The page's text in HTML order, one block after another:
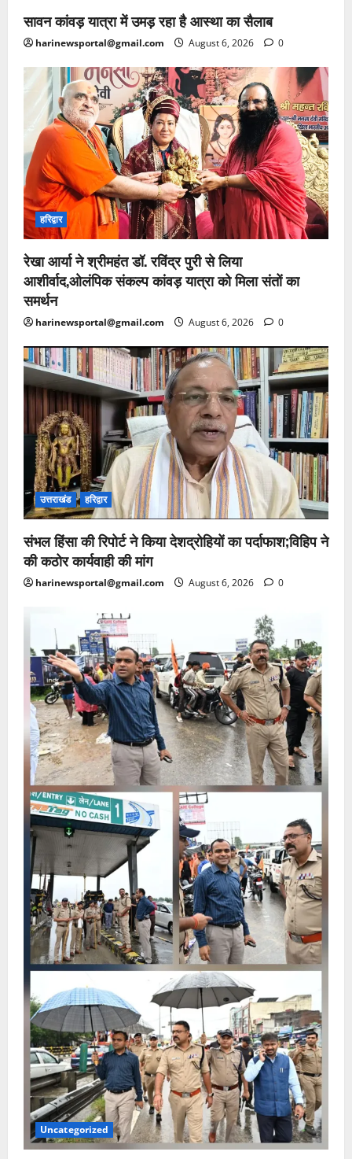
सावन कांवड़ यात्रा में उमड़ रहा है आस्था का सैलाब
harinewsportal@gmail.com August 6, 2026 0
हरिद्वार
रेखा आर्या ने श्रीमहंत डॉ. रविंद्र पुरी से लिया
आशीर्वाद,ओलंपिक संकल्प कांवड़ यात्रा को मिला संतों का
समर्थन
harinewsportal@gmail.com August 6, 2026 0
उत्तराखंड हरिद्वार
संभल हिंसा की रिपोर्ट ने किया देशद्रोहियों का पर्दाफाश;विहिप ने
की कठोर कार्यवाही की मांग
harinewsportal@gmail.com August 6, 2026 0
Uncategorized